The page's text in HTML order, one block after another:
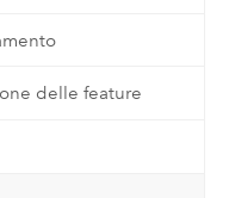
delle feature